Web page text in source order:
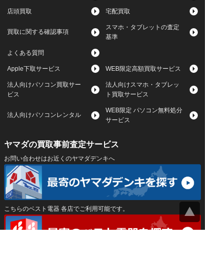
店頭買取 宅配買取
買取に関する確認事項
スマホ・タブレットの査定
基準
よくある質問
Apple下取サービス WEB限定高額買取サービス
法人向けパソコン買取サー
ビス
法人向けスマホ・タブレッ
ト買取サービス
法人向けパソコンレンタル
WEB限定 パソコン無料処分
サービス
ヤマダの買取事前査定サービス
お問い合わせはお近くのヤマダデンキへ
こちらのベスト電器 各店でご利用可能です。